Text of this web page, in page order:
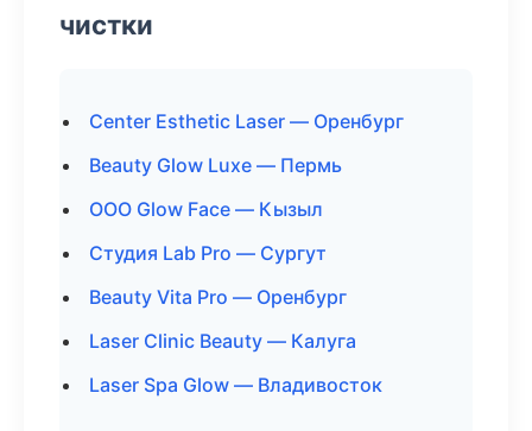
чистки
Center Esthetic Laser — Оренбург
Beauty Glow Luxe — Пермь
ООО Glow Face — Кызыл
Студия Lab Pro — Сургут
Beauty Vita Pro — Оренбург
Laser Clinic Beauty — Калуга
Laser Spa Glow — Владивосток